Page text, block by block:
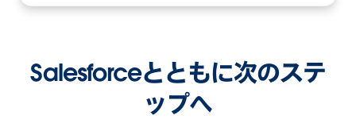
Salesforceとともに次のステ
ップへ